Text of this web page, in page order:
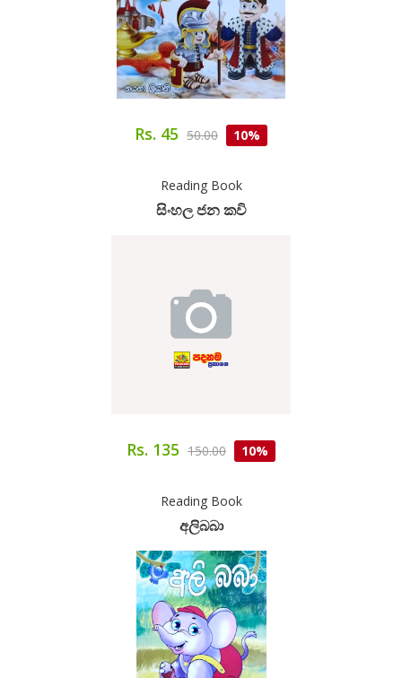
Rs. 45 50.00 10%
Reading Book
සිංහල ජන කවි
Rs. 135 150.00 10%
Reading Book
අලිබබා